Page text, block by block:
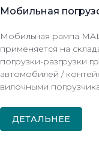
Мобильная
Мобильная рампа
применяется на
погрузки-разгрузки
автомобилей /
вилочными
ДЕТАЛЬНЕЕ